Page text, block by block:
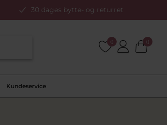
30 dages bytte- og returret
0 0
Kundeservice